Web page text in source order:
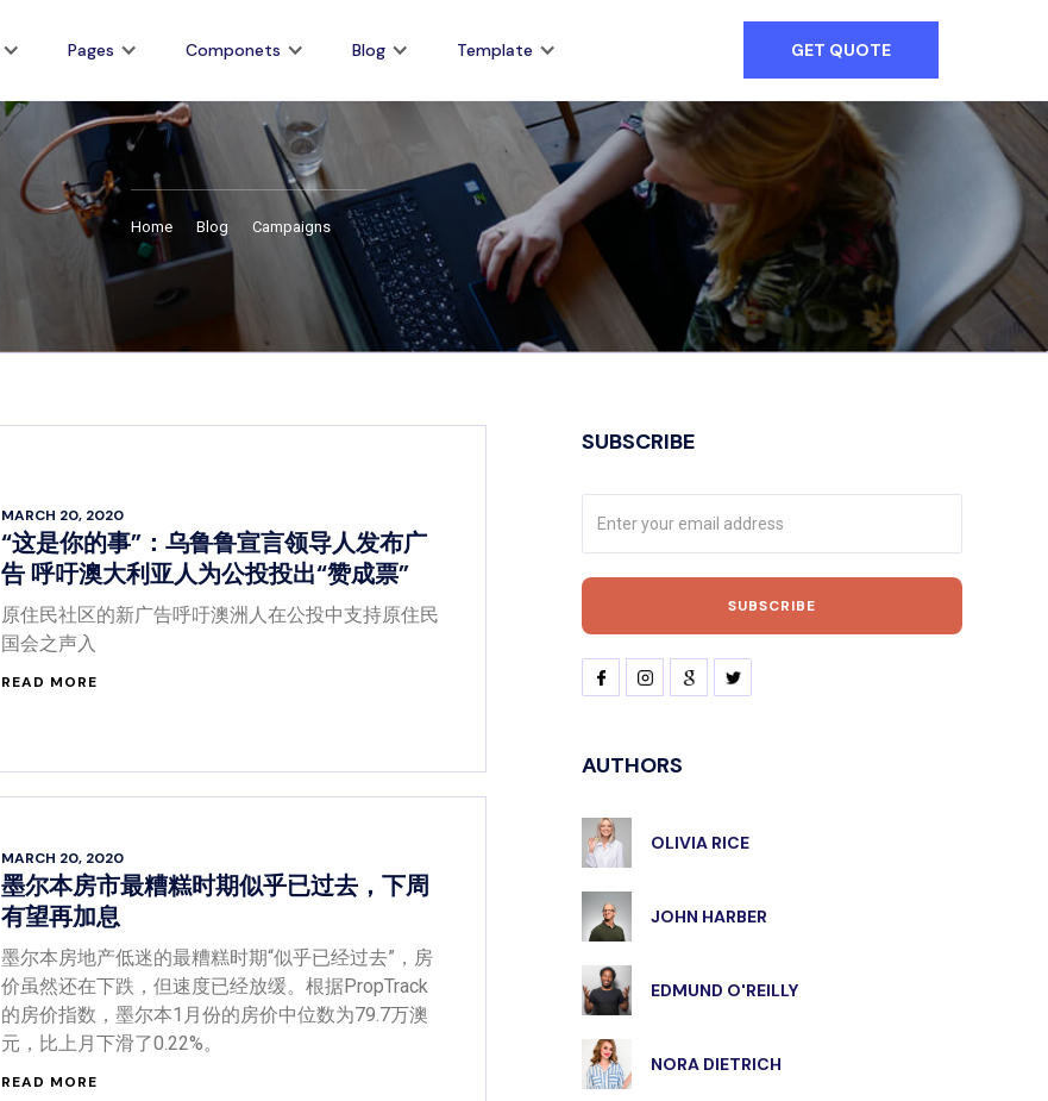
Pages Componets Blog Template GET QUOTE
Home Blog Campaigns
MARCH 20, 2020
“这是你的事”：乌鲁鲁宣言领导人发布广
告 呼吁澳大利亚人为公投投出“赞成票”
原住民社区的新广告呼吁澳洲人在公投中支持原住民
国会之声入
READ MORE
MARCH 20, 2020
墨尔本房市最糟糕时期似乎已过去，下周
有望再加息
墨尔本房地产低迷的最糟糕时期“似乎已经过去”，房
价虽然还在下跌，但速度已经放缓。根据PropTrack
的房价指数，墨尔本1月份的房价中位数为79.7万澳
元，比上月下滑了0.22%。
READ MORE
SUBSCRIBE
AUTHORS
OLIVIA RICE
JOHN HARBER
EDMUND O'REILLY
NORA DIETRICH